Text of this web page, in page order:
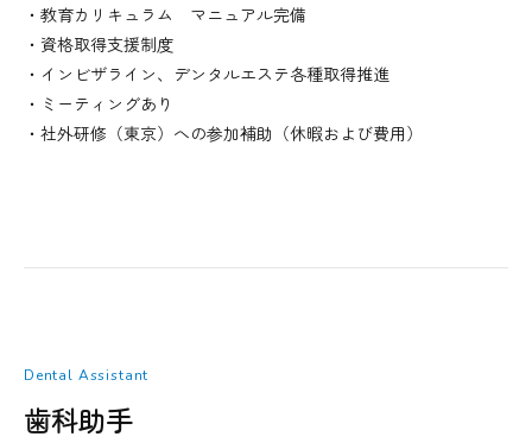
・教育カリキュラム マニュアル完備
・資格取得支援制度
・インビザライン、デンタルエステ各種取得推進
・ミーティングあり
・社外研修（東京）への参加補助（休暇および費用）
Dental Assistant
歯科助手